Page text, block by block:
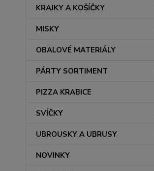
KRAJKY A KOŠÍČKY
MISKY
OBALOVÉ MATERIÁLY
PÁRTY SORTIMENT
PIZZA KRABICE
SVÍČKY
UBROUSKY A UBRUSY
NOVINKY